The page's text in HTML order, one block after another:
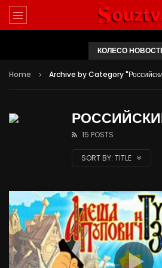
КОЛЕСО
Home Archive by Category
15 POSTS
SORT BY: TITLE